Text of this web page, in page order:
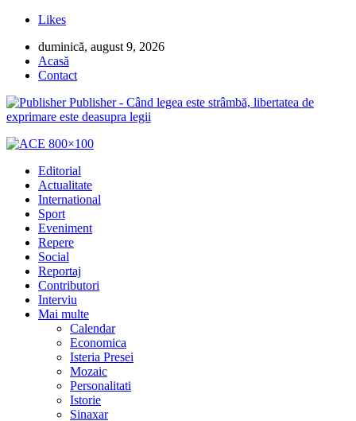
Likes
duminică, august 9, 2026
Acasă
Contact
Publisher - Când legea este strâmbă, libertatea de
exprimare este deasupra legii
Editorial
Actualitate
International
Sport
Eveniment
Repere
Social
Reportaj
Contributori
Interviu
Mai multe
Calendar
Economica
Isteria Presei
Mozaic
Personalitati
Istorie
Sinaxar